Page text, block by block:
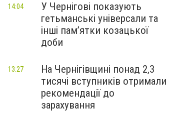
У Чернігові показують
гетьманські універсали та
інші пам’ятки козацької
доби
14:04
На Чернігівщині понад 2,3
тисячі вступників отримали
рекомендації до
зарахування
13:27